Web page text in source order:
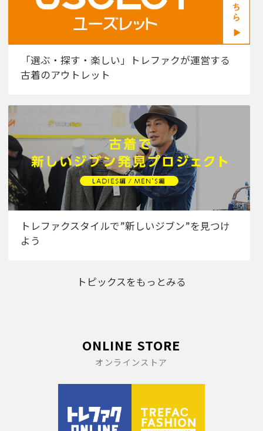
「選ぶ・探す・楽しい」トレファクが運営する
古着のアウトレット
トレファクスタイルで”新しいジブン”を見つけ
よう
トピックスをもっとみる
ONLINE STORE
オンラインストア